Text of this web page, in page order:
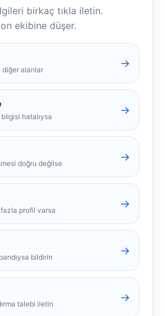
birkaç tıkla iletin.
ekibine düşer.
diğer alanlar
→
hatalıysa
→
doğru değilse
→
profil varsa
→
bildirin
→
talebi iletin
→